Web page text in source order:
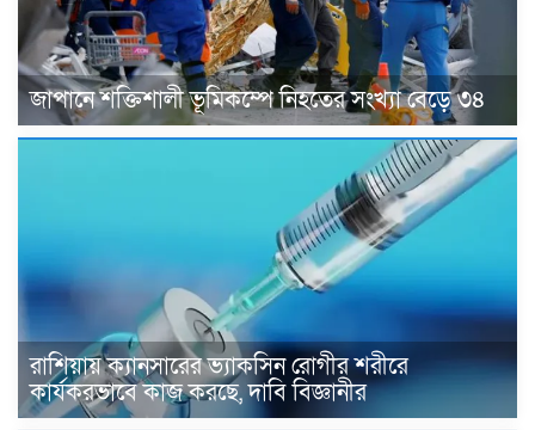
জাপানে শক্তিশালী ভূমিকম্পে নিহতের সংখ্যা বেড়ে ৩৪
রাশিয়ায় ক্যানসারের ভ্যাকসিন রোগীর শরীরে
কার্যকরভাবে কাজ করছে, দাবি বিজ্ঞানীর